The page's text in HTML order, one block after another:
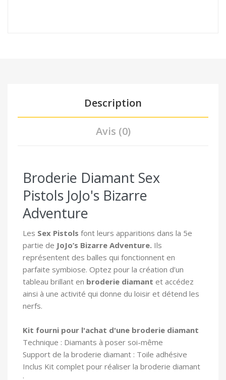
Description
Avis (0)
Broderie Diamant Sex
Pistols JoJo's Bizarre
Adventure
Les Sex Pistols font leurs apparitions dans la 5e
partie de JoJo’s Bizarre Adventure. Ils
représentent des balles qui fonctionnent en
parfaite symbiose. Optez pour la création d’un
tableau brillant en broderie diamant et accédez
ainsi à une activité qui donne du loisir et détend les
nerfs.
Kit fourni pour l'achat d'une broderie diamant
Technique : Diamants à poser soi-même
Support de la broderie diamant : Toile adhésive
Inclus Kit complet pour réaliser la broderie diamant